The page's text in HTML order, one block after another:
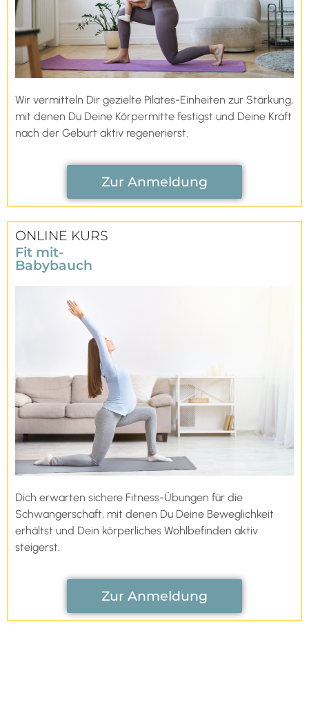
Wir vermitteln Dir gezielte Pilates-Einheiten zur Stärkung,
mit denen Du Deine Körpermitte festigst und Deine Kraft
nach der Geburt aktiv regenerierst.
Zur Anmeldung
ONLINE KURS
Fit mit-
Babybauch
Dich erwarten sichere Fitness-Übungen für die
Schwangerschaft, mit denen Du Deine Beweglichkeit
erhältst und Dein körperliches Wohlbefinden aktiv
steigerst.
Zur Anmeldung